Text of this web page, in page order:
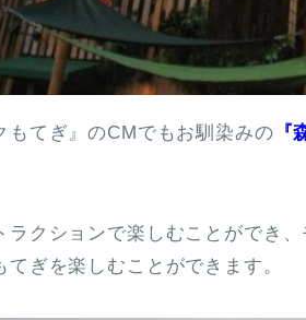
もてぎ』のCMでもお馴染みの
ラクションで楽しむことができ
てぎを楽しむことができます。